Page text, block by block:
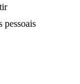
pessoais